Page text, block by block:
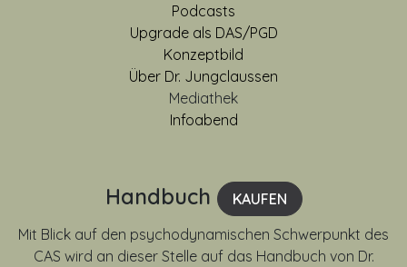
Podcasts
Upgrade als DAS/PGD
Konzeptbild
Über Dr. Jungclaussen
Mediathek
Infoabend
Handbuch
KAUFEN
Mit Blick auf den psychodynamischen Schwerpunkt des
CAS wird an dieser Stelle auf das Handbuch von Dr.